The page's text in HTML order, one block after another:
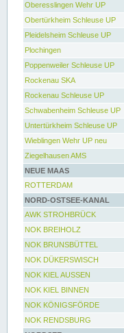
Oberesslingen Wehr UP
Obertürkheim Schleuse UP
Pleidelsheim Schleuse UP
Plochingen
Poppenweiler Schleuse UP
Rockenau SKA
Rockenau Schleuse UP
Schwabenheim Schleuse UP
Untertürkheim Schleuse UP
Wieblingen Wehr UP neu
Ziegelhausen AMS
NEUE MAAS
ROTTERDAM
NORD-OSTSEE-KANAL
AWK STROHBRÜCK
NOK BREIHOLZ
NOK BRUNSBÜTTEL
NOK DÜKERSWISCH
NOK KIEL AUSSEN
NOK KIEL BINNEN
NOK KÖNIGSFÖRDE
NOK RENDSBURG